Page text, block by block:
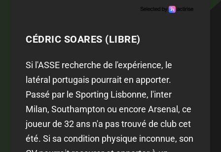
CÉDRIC SOARES (LIBRE)
Si l'ASSE recherche de l'expérience, le
latéral portugais pourrait en apporter.
Passé par le Sporting Lisbonne, l'inter
Milan, Southampton ou encore Arsenal, ce
joueur de 32 ans n'a pas trouvé de club cet
été. Si sa condition physique inconnue, son